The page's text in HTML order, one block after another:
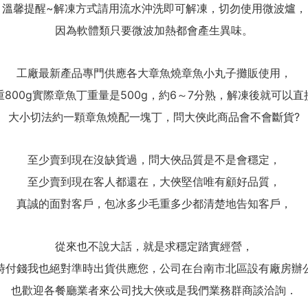
溫馨提醒~解凍方式請用流水沖洗即可解凍，切勿使用微波爐，
因為軟體類只要微波加熱都會產生異味。
工廠最新產品專門供應各大章魚燒章魚小丸子攤販使用，
800g實際章魚丁重量是500g​​​​​​​，約6～7分熟，解凍後就可以直
大小切法約一顆章魚燒配一塊丁，問大俠此商品會不會斷貨?
至少賣到現在沒缺貨過，問大俠品質是不是會穩定，
至少賣到現在客人都還在，大俠堅信唯有顧好品質，
真誠的面對客戶，包冰多少毛重多少都清楚地告知客戶，
從來也不說大話，就是求穩定踏實經營，
付錢我也絕對準時出貨供應您，公司在台南市北區設有廠房辦
也歡迎各餐廳業者來公司找大俠或是我們業務群商談洽詢．